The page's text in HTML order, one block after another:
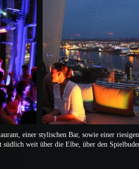
einer stylischen Bar, sowie einer
weit über die Elbe, über den